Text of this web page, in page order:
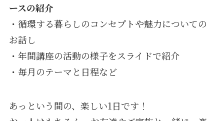
ースの紹介
・循環する暮らしのコンセプトや魅力についての
お話し
・年間講座の活動の様子をスライドで紹介
・毎月のテーマと日程など
あっという間の、楽しい1日です！